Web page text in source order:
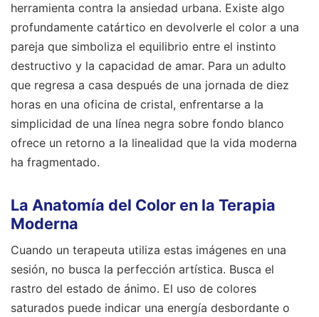
herramienta contra la ansiedad urbana. Existe algo
profundamente catártico en devolverle el color a una
pareja que simboliza el equilibrio entre el instinto
destructivo y la capacidad de amar. Para un adulto
que regresa a casa después de una jornada de diez
horas en una oficina de cristal, enfrentarse a la
simplicidad de una línea negra sobre fondo blanco
ofrece un retorno a la linealidad que la vida moderna
ha fragmentado.
La Anatomía del Color en la Terapia
Moderna
Cuando un terapeuta utiliza estas imágenes en una
sesión, no busca la perfección artística. Busca el
rastro del estado de ánimo. El uso de colores
saturados puede indicar una energía desbordante o